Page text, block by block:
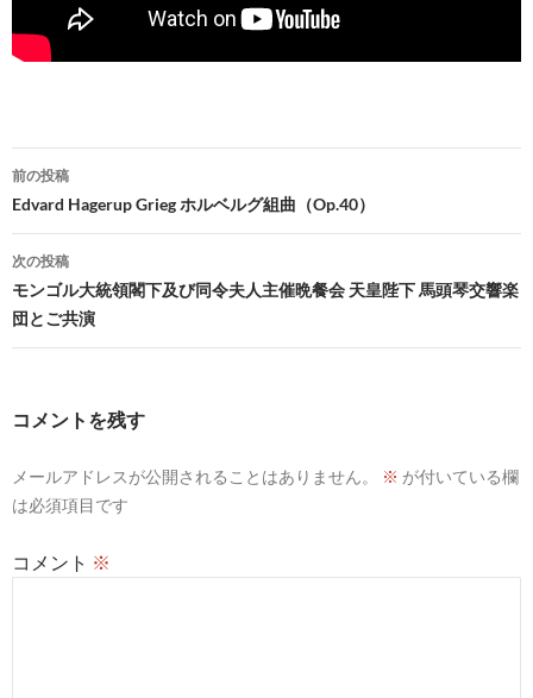
投
稿
ナ
ビ
ゲ
シ
ン
前の投稿
Edvard Hagerup Grieg ホルベルグ組曲（Op.40）
次の投稿
モンゴル大統領閣下及び同令夫人主催晩餐会 天皇陛下 馬頭琴交響楽
団とご共演
コメントを残す
メールアドレスが公開されることはありません。 ※ が付いている欄
は必須項目です
コメント ※